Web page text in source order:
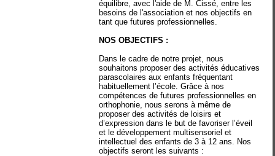
équilibre, avec l'aide de M. Cissé, entre les
besoins de l'association et nos objectifs en
tant que futures professionnelles.
NOS OBJECTIFS :
Dans le cadre de notre projet, nous
souhaitons proposer des activités éducatives
parascolaires aux enfants fréquentant
habituellement l’école. Grâce à nos
compétences de futures professionnelles en
orthophonie, nous serons à même de
proposer des activités de loisirs et
d’expression dans le but de favoriser l’éveil
et le développement multisensoriel et
intellectuel des enfants de 3 à 12 ans. Nos
objectifs seront les suivants :